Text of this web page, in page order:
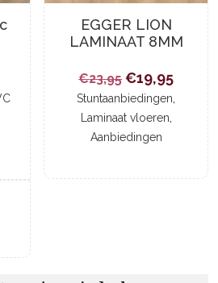
€19,95.
EGGER LION
LAMINAAT 8MM
€23,95
prijs
was:
€23,95.
€19,95
prijs
Stuntaanbiedingen,
Laminaat vloeren,
Aanbiedingen